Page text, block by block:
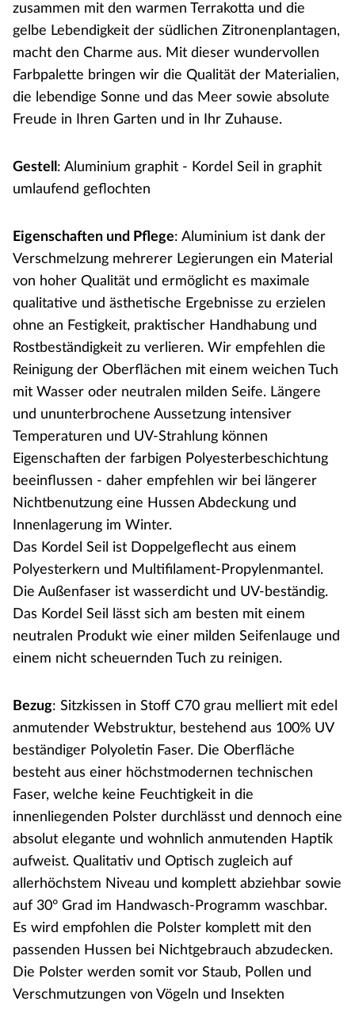
zusammen mit den warmen Terrakotta und die
gelbe Lebendigkeit der südlichen Zitronenplantagen,
macht den Charme aus. Mit dieser wundervollen
Farbpalette bringen wir die Qualität der Materialien,
die lebendige Sonne und das Meer sowie absolute
Freude in Ihren Garten und in Ihr Zuhause.
Gestell : Aluminium graphit - Kordel Seil in graphit
umlaufend geflochten
Eigenschaften und Pflege: Aluminium ist dank der
Verschmelzung mehrerer Legierungen ein Material
von hoher Qualität und ermöglicht es maximale
qualitative und ästhetische Ergebnisse zu erzielen
ohne an Festigkeit, praktischer Handhabung und
Rostbeständigkeit zu verlieren. Wir empfehlen die
Reinigung der Oberflächen mit einem weichen Tuch
mit Wasser oder neutralen milden Seife. Längere
und ununterbrochene Aussetzung intensiver
Temperaturen und UV-Strahlung können
Eigenschaften der farbigen Polyesterbeschichtung
beeinflussen - daher empfehlen wir bei längerer
Nichtbenutzung eine Hussen Abdeckung und
Innenlagerung im Winter.
Das Kordel Seil ist Doppelgeflecht aus einem
Polyesterkern und Multifilament-Propylenmantel.
Die Außenfaser ist wasserdicht und UV-beständig.
Das Kordel Seil lässt sich am besten mit einem
neutralen Produkt wie einer milden Seifenlauge und
einem nicht scheuernden Tuch zu reinigen.
Bezug: Sitzkissen in Stoff C70 grau melliert mit edel
anmutender Webstruktur, bestehend aus 100% UV
beständiger Polyoletin Faser. Die Oberfläche
besteht aus einer höchstmodernen technischen
Faser, welche keine Feuchtigkeit in die
innenliegenden Polster durchlässt und dennoch eine
absolut elegante und wohnlich anmutenden Haptik
aufweist. Qualitativ und Optisch zugleich auf
allerhöchstem Niveau und komplett abziehbar sowie
auf 30° Grad im Handwasch-Programm waschbar.
Es wird empfohlen die Polster komplett mit den
passenden Hussen bei Nichtgebrauch abzudecken.
Die Polster werden somit vor Staub, Pollen und
Verschmutzungen von Vögeln und Insekten